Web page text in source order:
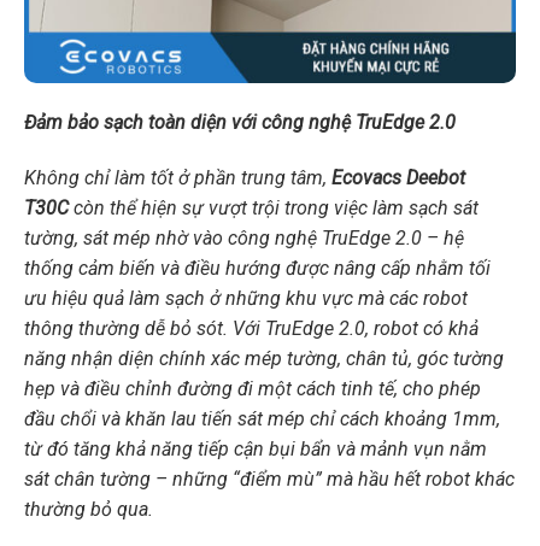
Đảm bảo sạch toàn diện với công nghệ TruEdge 2.0
Không chỉ làm tốt ở phần trung tâm, Ecovacs Deebot
T30Ccòn thể hiện sự vượt trội trong việc làm sạch sát
tường, sát mép nhờ vào công nghệ TruEdge 2.0 – hệ
thống cảm biến và điều hướng được nâng cấp nhằm tối
ưu hiệu quả làm sạch ở những khu vực mà các robot
thông thường dễ bỏ sót. Với TruEdge 2.0, robot có khả
năng nhận diện chính xác mép tường, chân tủ, góc tường
hẹp và điều chỉnh đường đi một cách tinh tế, cho phép
đầu chổi và khăn lau tiến sát mép chỉ cách khoảng 1mm,
từ đó tăng khả năng tiếp cận bụi bẩn và mảnh vụn nằm
sát chân tường – những “điểm mù” mà hầu hết robot khác
thường bỏ qua.